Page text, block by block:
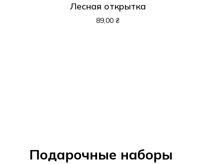
Лесная открытка
89,00 ₴
Подарочные наборы